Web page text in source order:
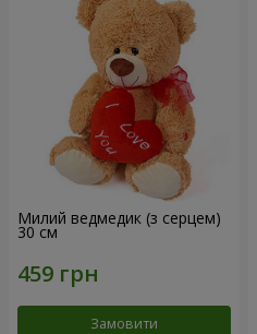
Милий ведмедик (з серцем)
30 см
Замовити